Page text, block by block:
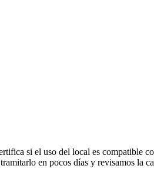
si el uso del local es compatible
en pocos días y revisamos la